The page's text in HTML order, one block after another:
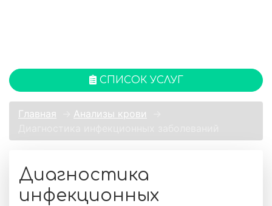
СПИСОК УСЛУГ
Главная Анализы крови
Диагностика
инфекционных